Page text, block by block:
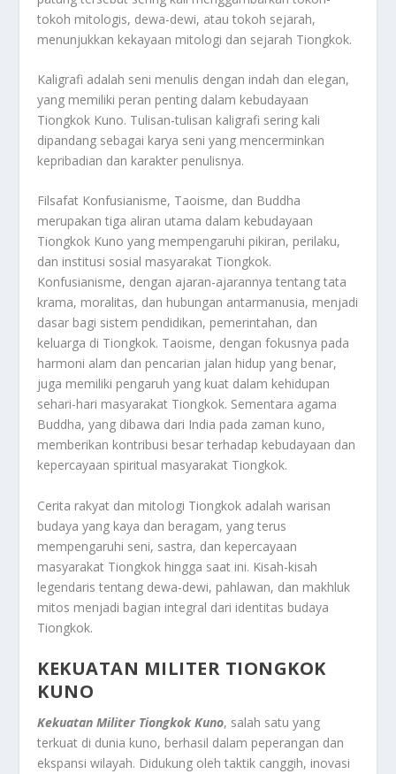
tokoh mitologis, dewa-dewi, atau tokoh sejarah,
menunjukkan kekayaan mitologi dan sejarah Tiongkok.
Kaligrafi adalah seni menulis dengan indah dan elegan,
yang memiliki peran penting dalam kebudayaan
Tiongkok Kuno. Tulisan-tulisan kaligrafi sering kali
dipandang sebagai karya seni yang mencerminkan
kepribadian dan karakter penulisnya.
Filsafat Konfusianisme, Taoisme, dan Buddha
merupakan tiga aliran utama dalam kebudayaan
Tiongkok Kuno yang mempengaruhi pikiran, perilaku,
dan institusi sosial masyarakat Tiongkok.
Konfusianisme, dengan ajaran-ajarannya tentang tata
krama, moralitas, dan hubungan antarmanusia, menjadi
dasar bagi sistem pendidikan, pemerintahan, dan
keluarga di Tiongkok. Taoisme, dengan fokusnya pada
harmoni alam dan pencarian jalan hidup yang benar,
juga memiliki pengaruh yang kuat dalam kehidupan
sehari-hari masyarakat Tiongkok. Sementara agama
Buddha, yang dibawa dari India pada zaman kuno,
memberikan kontribusi besar terhadap kebudayaan dan
kepercayaan spiritual masyarakat Tiongkok.
Cerita rakyat dan mitologi Tiongkok adalah warisan
budaya yang kaya dan beragam, yang terus
mempengaruhi seni, sastra, dan kepercayaan
masyarakat Tiongkok hingga saat ini. Kisah-kisah
legendaris tentang dewa-dewi, pahlawan, dan makhluk
mitos menjadi bagian integral dari identitas budaya
Tiongkok.
KEKUATAN MILITER TIONGKOK
KUNO
Kekuatan Militer Tiongkok Kuno, salah satu yang
terkuat di dunia kuno, berhasil dalam peperangan dan
ekspansi wilayah. Didukung oleh taktik canggih, inovasi